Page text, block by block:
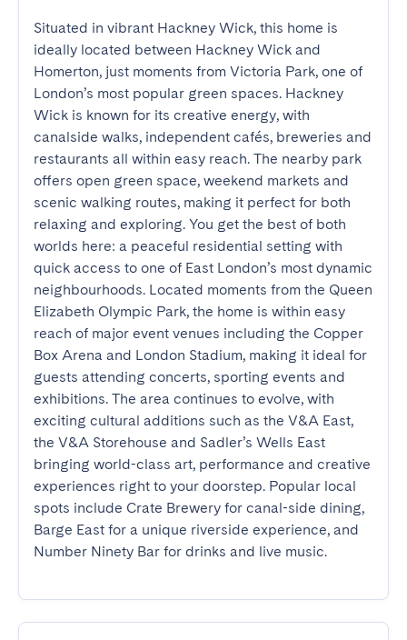
Situated in vibrant Hackney Wick, this home is
ideally located between Hackney Wick and
Homerton, just moments from Victoria Park, one of
London’s most popular green spaces. Hackney
Wick is known for its creative energy, with
canalside walks, independent cafés, breweries and
restaurants all within easy reach. The nearby park
offers open green space, weekend markets and
scenic walking routes, making it perfect for both
relaxing and exploring. You get the best of both
worlds here: a peaceful residential setting with
quick access to one of East London’s most dynamic
neighbourhoods. Located moments from the Queen
Elizabeth Olympic Park, the home is within easy
reach of major event venues including the Copper
Box Arena and London Stadium, making it ideal for
guests attending concerts, sporting events and
exhibitions. The area continues to evolve, with
exciting cultural additions such as the V&A East,
the V&A Storehouse and Sadler’s Wells East
bringing world-class art, performance and creative
experiences right to your doorstep. Popular local
spots include Crate Brewery for canal-side dining,
Barge East for a unique riverside experience, and
Number Ninety Bar for drinks and live music.